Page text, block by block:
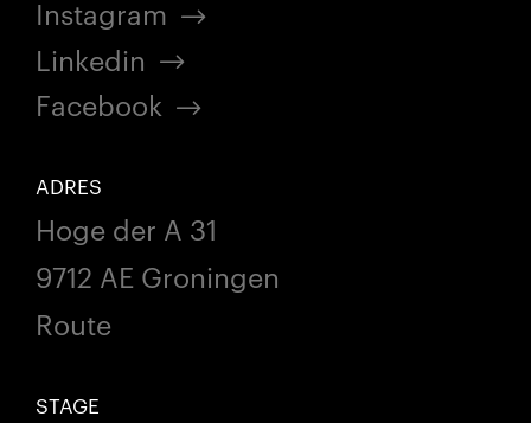
Instagram
Linkedin
Facebook
ADRES
Hoge der A 31
9712 AE Groningen
Route
STAGE